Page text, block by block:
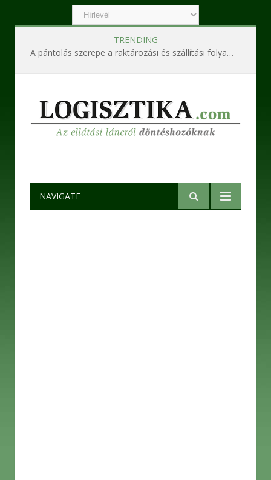
TRENDING
A pántolás szerepe a raktározási és szállítási folyamatokban
NAVIGATE